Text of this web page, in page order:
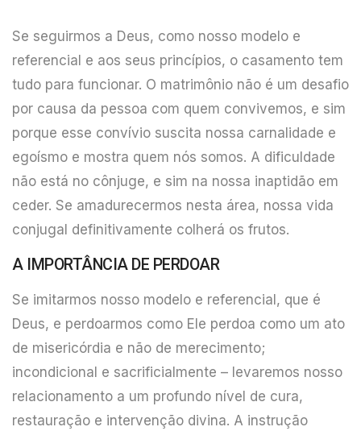
Se seguirmos a Deus, como nosso modelo e
referencial e aos seus princípios, o casamento tem
tudo para funcionar. O matrimônio não é um desafio
por causa da pessoa com quem convivemos, e sim
porque esse convívio suscita nossa carnalidade e
egoísmo e mostra quem nós somos. A dificuldade
não está no cônjuge, e sim na nossa inaptidão em
ceder. Se amadurecermos nesta área, nossa vida
conjugal definitivamente colherá os frutos.
A IMPORTÂNCIA DE PERDOAR
Se imitarmos nosso modelo e referencial, que é
Deus, e perdoarmos como Ele perdoa como um ato
de misericórdia e não de merecimento;
incondicional e sacrificialmente – levaremos nosso
relacionamento a um profundo nível de cura,
restauração e intervenção divina. A instrução